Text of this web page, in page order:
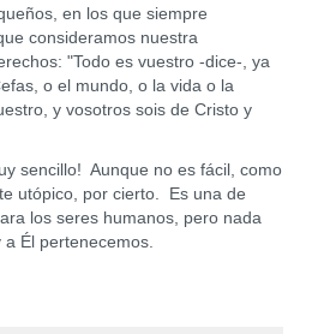
en los que siempre
consideramos nuestra
"Todo es vuestro -dice-, ya
o el mundo, o la vida o la
y vosotros sois de Cristo y
sencillo! Aunque no es fácil, como
utópico, por cierto. Es una de
los seres humanos, pero nada
Él pertenecemos.